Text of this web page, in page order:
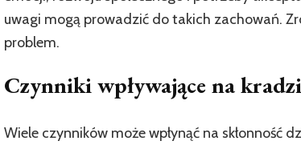
uwagi mogą prowadzić do takich zachowań.
problem.
Czynniki wpływające na
Wiele czynników może wpłynąć na skłonność